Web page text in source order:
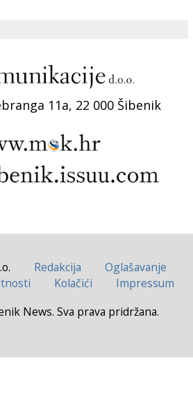
11a, 22 000 Šibenik
Redakcija
Oglašavanje
Kolačići
Impressum
News. Sva prava pridržana.